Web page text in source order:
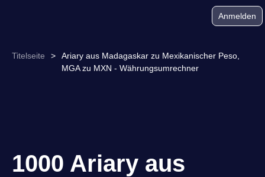
Anmelden
Titelseite >
Ariary aus Madagaskar zu Mexikanischer Peso,
MGA zu MXN - Währungsumrechner
1000 Ariary aus